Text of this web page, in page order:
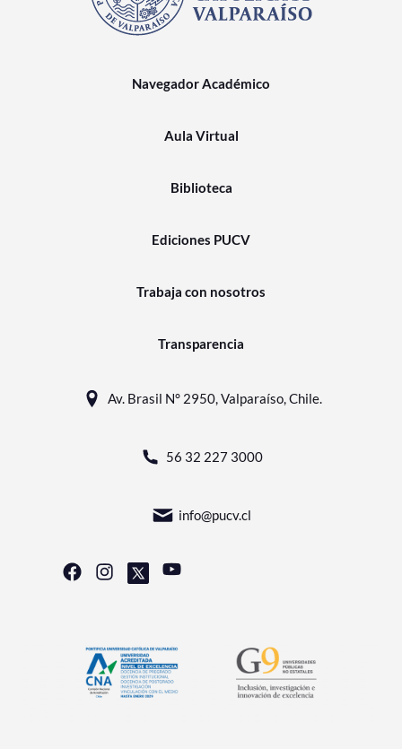
Navegador Académico
Aula Virtual
Biblioteca
Ediciones PUCV
Trabaja con nosotros
Transparencia
Av. Brasil N° 2950, Valparaíso, Chile.
56 32 227 3000
info@pucv.cl